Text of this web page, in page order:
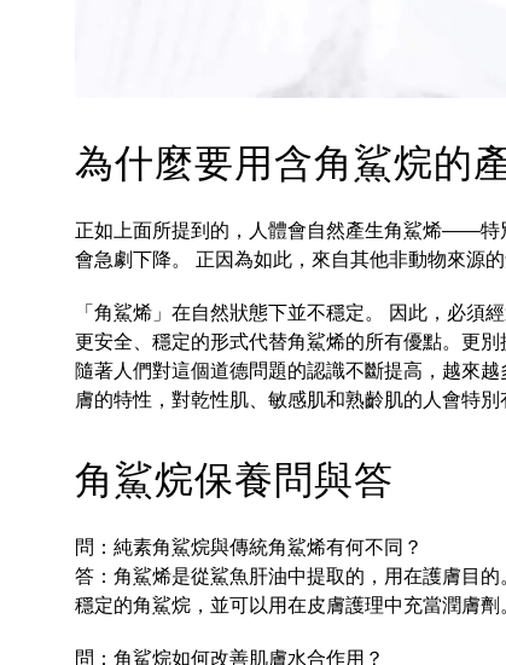
為什麼要用含角鯊烷的
正如上面所提到的，人體會自然產生角鯊烯——特
會急劇下降。 正因為如此，來自其他非動物來源
「角鯊烯 」 在自然狀態下並不穩定。 因此，必須
更安全、穩定的形式代替角鯊烯的所有優點。更
隨著人們對這個道德問題的認識不斷提高，越來
膚的特性，對乾性肌、敏感肌和熟齡肌的人會特別
角鯊烷保養問與答
問：純素角鯊烷與傳統角鯊烯有何不同？
答：角鯊烯是從鯊魚肝油中提取的，用在護膚目
穩定的角鯊烷，並可以用在皮膚護理中充當潤膚劑
問：角鯊烷如何改善肌膚水合作用？